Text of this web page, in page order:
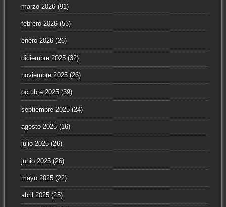
marzo 2026(91)
febrero 2026(53)
enero 2026(26)
diciembre 2025(32)
noviembre 2025(26)
octubre 2025(39)
septiembre 2025(24)
agosto 2025(16)
julio 2025(26)
junio 2025(26)
mayo 2025(22)
abril 2025(25)